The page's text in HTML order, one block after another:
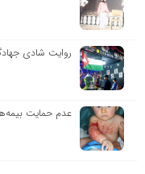
روایت شادی
عدم حمایت